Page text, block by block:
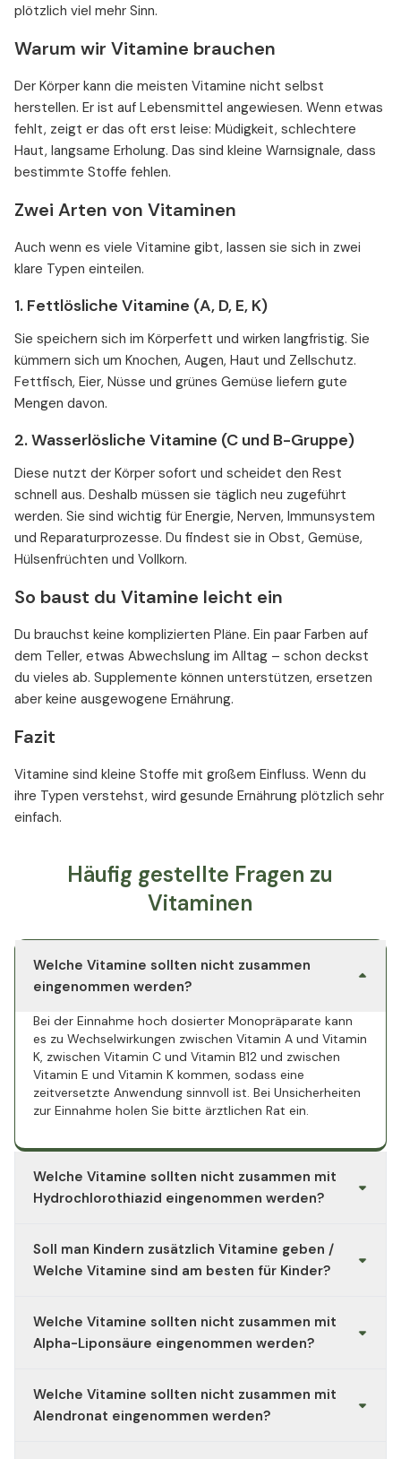
plötzlich viel mehr Sinn.
Warum wir Vitamine brauchen
Der Körper kann die meisten Vitamine nicht selbst
herstellen. Er ist auf Lebensmittel angewiesen. Wenn etwas
fehlt, zeigt er das oft erst leise: Müdigkeit, schlechtere
Haut, langsame Erholung. Das sind kleine Warnsignale, dass
bestimmte Stoffe fehlen.
Zwei Arten von Vitaminen
Auch wenn es viele Vitamine gibt, lassen sie sich in zwei
klare Typen einteilen.
1. Fettlösliche Vitamine (A, D, E, K)
Sie speichern sich im Körperfett und wirken langfristig. Sie
kümmern sich um Knochen, Augen, Haut und Zellschutz.
Fettfisch, Eier, Nüsse und grünes Gemüse liefern gute
Mengen davon.
2. Wasserlösliche Vitamine (C und B-Gruppe)
Diese nutzt der Körper sofort und scheidet den Rest
schnell aus. Deshalb müssen sie täglich neu zugeführt
werden. Sie sind wichtig für Energie, Nerven, Immunsystem
und Reparaturprozesse. Du findest sie in Obst, Gemüse,
Hülsenfrüchten und Vollkorn.
So baust du Vitamine leicht ein
Du brauchst keine komplizierten Pläne. Ein paar Farben auf
dem Teller, etwas Abwechslung im Alltag – schon deckst
du vieles ab. Supplemente können unterstützen, ersetzen
aber keine ausgewogene Ernährung.
Fazit
Vitamine sind kleine Stoffe mit großem Einfluss. Wenn du
ihre Typen verstehst, wird gesunde Ernährung plötzlich sehr
einfach.
Häufig gestellte Fragen zu
Vitaminen
Welche Vitamine sollten nicht zusammen
eingenommen werden?
Bei der Einnahme hoch dosierter Monopräparate kann
es zu Wechselwirkungen zwischen Vitamin A und Vitamin
K, zwischen Vitamin C und Vitamin B12 und zwischen
Vitamin E und Vitamin K kommen, sodass eine
zeitversetzte Anwendung sinnvoll ist. Bei Unsicherheiten
zur Einnahme holen Sie bitte ärztlichen Rat ein.
Welche Vitamine sollten nicht zusammen mit
Hydrochlorothiazid eingenommen werden?
sollte Vitamin D nicht zusätzlich über ein
Nahrungsergänzungsmittel aufgenommen werden, da es
Informationen.
Soll man Kindern zusätzlich Vitamine geben /
Welche Vitamine sind am besten für Kinder?
mit viel frischem Obst, Gemüse und Salat in
Kombination mit Vollkornprodukten, Hülsenfrüchten und
Ergänzend können kindgerechte Präparate wie die
Lutschtabletten Kids Vitamin D3 plus K2 MK7 in
Welche Vitamine sollten nicht zusammen mit
Alpha-Liponsäure eingenommen werden?
beispielsweise Biotin und der schwefelhaltigen Fettsäure
Alpha-Liponsäure zu umgehen, sollte die Einnahme
Welche Vitamine sollten nicht zusammen mit
Alendronat eingenommen werden?